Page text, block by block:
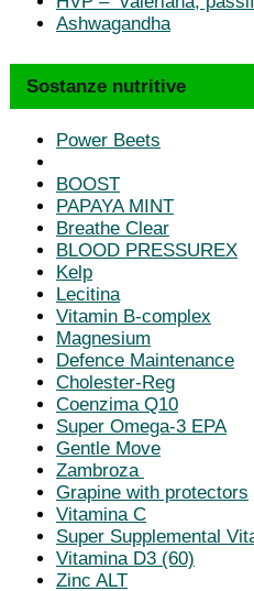
Ashwagandha
Sostanze nutritive
Power Beets
BOOST
PAPAYA MINT
Breathe Clear
BLOOD PRESSUREX
Kelp
Lecitina
Vitamin B-complex
Magnesium
Defence Maintenance
Cholester-Reg
Coenzima Q10
Super Omega-3 EPA
Gentle Move
Zambroza
Grapine with protectors
Vitamina C
Super Supplemental
Vitamina D3 (60)
Zinc ALT